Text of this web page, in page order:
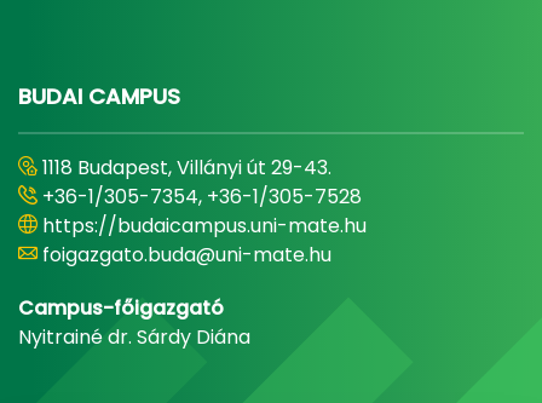
BUDAI CAMPUS
1118 Budapest, Villányi út 29-43.
+36-1/305-7354, +36-1/305-7528
https://budaicampus.uni-mate.hu
foigazgato.buda@uni-mate.hu
Campus-főigazgató
Nyitrainé dr. Sárdy Diána